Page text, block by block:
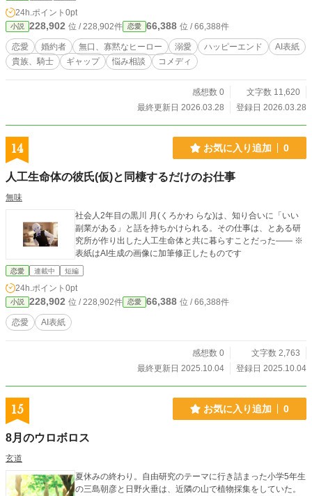
し入れを持って行って驚かせたら、普段よりも喋ってくれる
のではと提案される。 果たして、グレーシアはランデンと会
話が成立するようになるのか？ ※小説家になろうに投稿して
いたものの再掲になります。
24h.ポイント 0pt
小説 228,902 位 / 228,902件 恋愛 66,388 位 / 66,388件
恋愛 婚約者 無口、寡黙なヒーロー 溺愛 ハッピーエンド
AI表紙
貴族、騎士
ギャップ 悩み相談 コメディ
感想数 0
文字数 11,620
最終更新日 2026.03.28
登録日 2026.03.28
14 お気に入り追加 0
人工生命体の彼氏(仮)と同棲するだけのお仕事
無味
社会人2年目の黒川 月(くろかわ らな)は、知り合いに「いい
副業がある」と話を持ちかけられる。その仕事は、とある研
究所が作り出した人工生命体と共に暮らすことだった—— ※
表紙はAI生成の画像に加筆修正したものです
恋愛 連載中 短編
24h.ポイント 0pt
小説 228,902 位 / 228,902件 恋愛 66,388 位 / 66,388件
恋愛 AI表紙
感想数 0
文字数 2,763
最終更新日 2025.10.04
登録日 2025.10.04
15 お気に入り追加 0
8月のウロボロス
玄道
夏休みの終わり。自由研究のテーマに行き詰まった小学5年生
の三島朝彦と日野火垂は、近隣の山で植物採集をしていた。